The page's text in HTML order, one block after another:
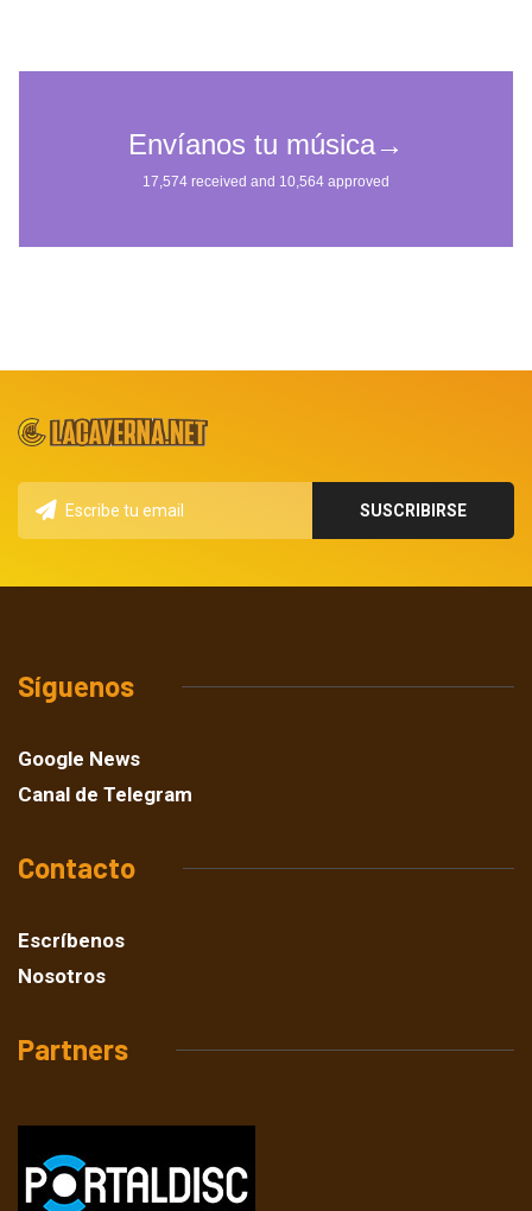
Síguenos
Google News
Canal de Telegram
Contacto
Escríbenos
Nosotros
Partners